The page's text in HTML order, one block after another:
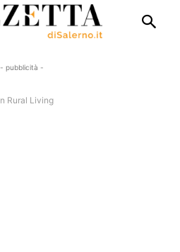
- pubblicità -
Rural Living